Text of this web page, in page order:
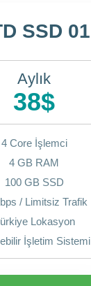
SSD 01
Aylık
38$
4 Core İşlemci
4 GB RAM
100 GB SSD
/ Limitsiz Trafik
Lokasyon
İşletim Sistemi